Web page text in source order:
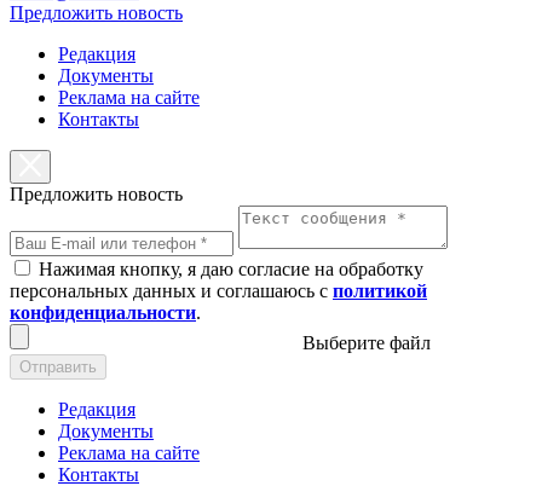
Предложить новость
Редакция
Документы
Реклама на сайте
Контакты
Предложить новость
Нажимая кнопку, я даю согласие на обработку
персональных данных и соглашаюсь с политикой
конфиденциальности.
Выберите файл
Отправить
Редакция
Документы
Реклама на сайте
Контакты